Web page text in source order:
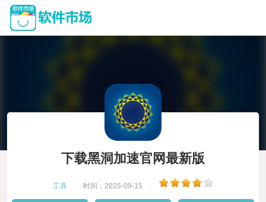
下载黑洞加速官网最新版
工具 时间：2025-09-15